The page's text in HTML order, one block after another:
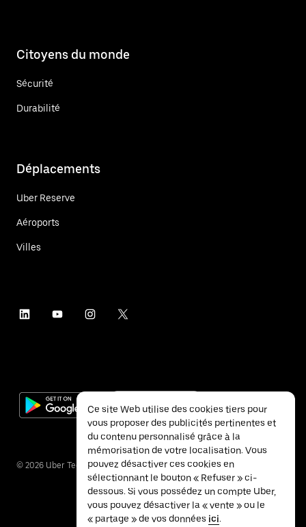
Citoyens du monde
Sécurité
Durabilité
Déplacements
Uber Reserve
Aéroports
Villes
© 2026 Uber Technologies Inc.
Ce site Web utilise des cookies tiers pour
vous proposer des publicités pertinentes et
du contenu personnalisé grâce à la
mémorisation de votre localisation. Vous
pouvez désactiver ces cookies en
sélectionnant le bouton « Refuser » ci-
dessous. Si vous possédez un compte Uber,
vous pouvez désactiver la « vente » ou le
« partage » de vos données ici.